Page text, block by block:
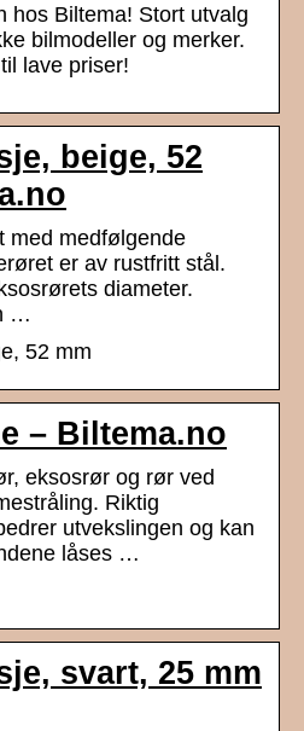
hos Biltema! Stort utvalg
bilmodeller og merker.
lave priser!
beige, 52
med medfølgende
er av rustfritt stål.
diameter.
…
52 mm
– Biltema.no
eksosrør og rør ved
Riktig
utvekslingen og kan
låses …
svart, 25 mm